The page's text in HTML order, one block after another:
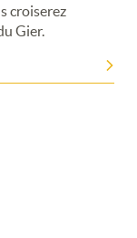
croiserez
Gier.